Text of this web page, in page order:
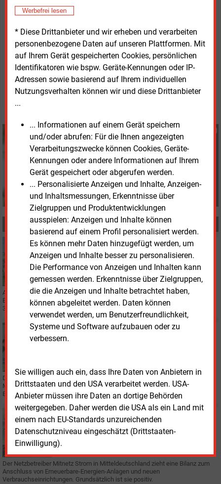
Werbefrei lesen
* Diese Drittanbieter und wir erheben und verarbeiten
personenbezogene Daten auf unseren Plattformen. Mit
auf Ihrem Gerät gespeicherten Cookies, persönlichen
Identifikatoren wie bspw. Geräte-Kennungen oder IP-
Adressen sowie basierend auf Ihrem individuellen
Nutzungsverhalten können wir und diese Drittanbieter
...
... Informationen auf einem Gerät speichern
und/oder abrufen: Für die Ihnen angezeigten
Verarbeitungszwecke können Cookies, Geräte-
Kennungen oder andere Informationen auf Ihrem
Gerät gespeichert oder abgerufen werden.
... Personalisierte Anzeigen und Inhalte, Anzeigen-
und Inhaltsmessungen, Erkenntnisse über
Zielgruppen und Produktentwicklungen
ausspielen: Anzeigen und Inhalte können
basierend auf einem Profil personalisiert werden.
Es können mehr Daten hinzugefügt werden, um
Anzeigen und Inhalte besser zu personalisieren.
Die Performance von Anzeigen und Inhalten kann
gemessen werden. Erkenntnisse über Zielgruppen,
die die Anzeigen und Inhalte betrachtet haben,
können abgeleitet werden. Daten können
verwendet werden, um Benutzerfreundlichkeit,
Systeme und Software aufzubauen oder zu
verbessern.
Sie willigen auch ein, dass Ihre Daten von Anbietern in
Drittstaaten und den USA verarbeitet werden. USA-
Anbieter müssen ihre Daten an dortige Behörden
weitergegeben. Daher werden die USA als ein Land mit
einem nach EU-Standards unzureichenden
Datenschutzniveau eingeschätzt (Drittstaaten-
Einwilligung).
Kabelführungsportalen. Diese Arbeiten erfolgen nach
regionalen Firmen.
Donnerstag, 27.11.2025, 14:58 Uhr
Susanne Harmsen
© 2026 Energie & Management GmbH
Susanne Harmsen
+49 (0) 151 28207503
s.harmsen@energie-
und-management.de
MEHR ZUM THEMA
Donnerstag, 7.05.2026, 13:38
STROMNETZ
Envia M verzeichnet Anschlussboom
Allein 2026 investiert die „enviaM-Gruppe“ rund 600 Millionen Euro in die
Erneuerung und Erweiterung der Stromnetze. Bis 2030 sind weitere
3
Milliarden Euro geplant.
Freitag, 10.04.2026, 16:28
STROMNETZ
Der Verteilnetzbetreiber „MITNETZ STROM“ investiert 2026 rund 531
Millionen Euro in Erneuerung und Erweiterung seiner Netze. Auch der
Erneuerbaren-Ausbau kommt voran.
REGENERATIVE
Hohe Anschlusszahlen bleiben eine Herausforderung
Der Netzbetreiber Mitnetz Strom in Mitteldeutschland zieht eine Bilanz zum
Anschluss von Erneuerbare-Energien-Anlagen und neuen
Verbrauchseinrichtungen. Grundsätzlich ist sie positiv.